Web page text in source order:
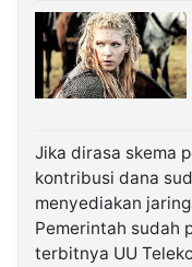
Jika dirasa skema
kontribusi dana
menyediakan
Pemerintah sudah
terbitnya UU